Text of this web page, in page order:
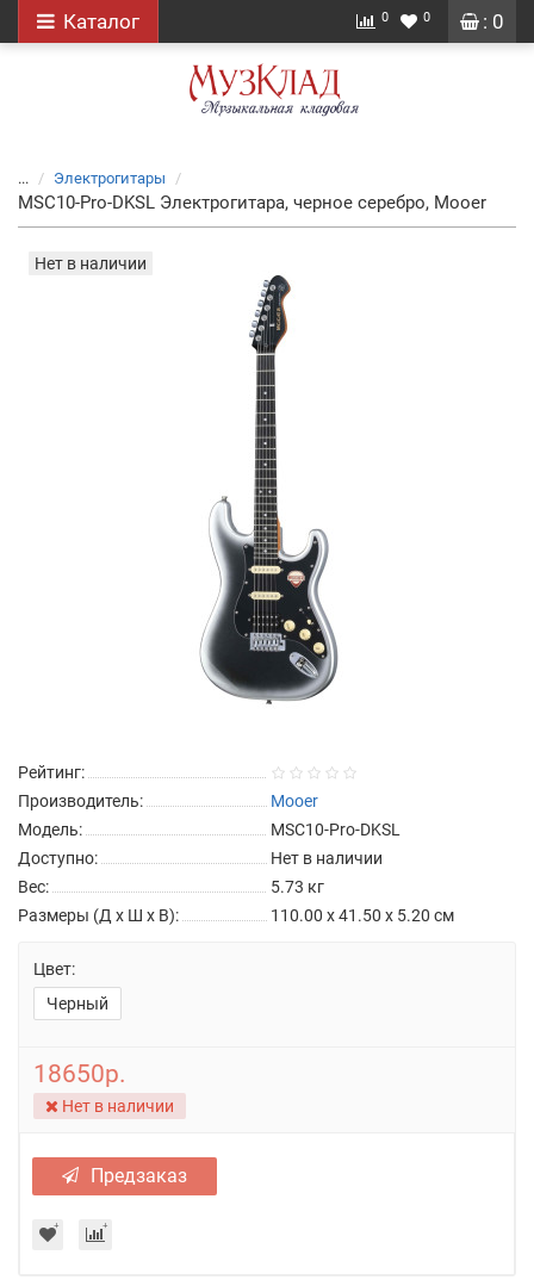
: 0
Каталог 0 0
... Электрогитары
MSC10-Pro-DKSL Электрогитара, черное серебро, Mooer
Нет в наличии
Рейтинг:
Производитель:
Mooer
Модель:
MSC10-Pro-DKSL
Доступно:
Нет в наличии
Вес:
5.73 кг
Размеры (Д x Ш x В):
110.00 x 41.50 x 5.20 см
Цвет:
Черный
18650р.
Нет в наличии
Предзаказ